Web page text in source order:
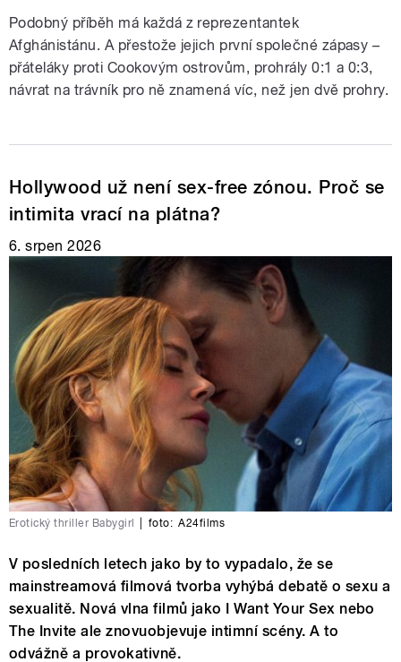
Podobný příběh má každá z reprezentantek
Afghánistánu. A přestože jejich první společné zápasy –
přáteláky proti Cookovým ostrovům, prohrály 0:1 a 0:3,
návrat na trávník pro ně znamená víc, než jen dvě prohry.
Hollywood už není sex-free zónou. Proč se
intimita vrací na plátna?
6. srpen 2026
Erotický thriller Babygirl foto: A24films
V posledních letech jako by to vypadalo, že se
mainstreamová filmová tvorba vyhýbá debatě o sexu a
sexualitě. Nová vlna filmů jako I Want Your Sex nebo
The Invite ale znovuobjevuje intimní scény. A to
odvážně a provokativně.